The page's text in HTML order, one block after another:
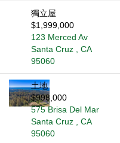
獨立屋
$1,999,000
123 Merced Av
Santa Cruz , CA
95060
土地
$998,000
575 Brisa Del Mar
Santa Cruz , CA
95060